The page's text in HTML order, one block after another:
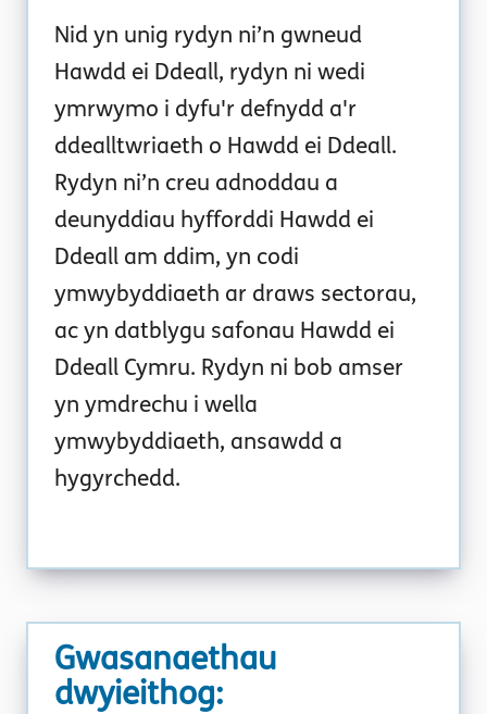
Nid yn unig rydyn ni’n gwneud
Hawdd ei Ddeall, rydyn ni wedi
ymrwymo i dyfu'r defnydd a'r
ddealltwriaeth o Hawdd ei Ddeall.
Rydyn ni’n creu adnoddau a
deunyddiau hyfforddi Hawdd ei
Ddeall am ddim, yn codi
ymwybyddiaeth ar draws sectorau,
ac yn datblygu safonau Hawdd ei
Ddeall Cymru. Rydyn ni bob amser
yn ymdrechu i wella
ymwybyddiaeth, ansawdd a
hygyrchedd.
Gwasanaethau
dwyieithog: